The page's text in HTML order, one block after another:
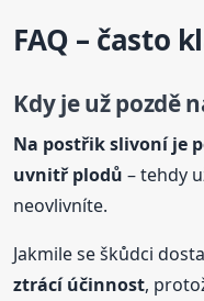
FAQ – často
Kdy je už pozdě
Na postřikslivoní je
uvnitř plodů – tehdy
neovlivníte.
Jakmile se škůdci
ztrácí účinnost,